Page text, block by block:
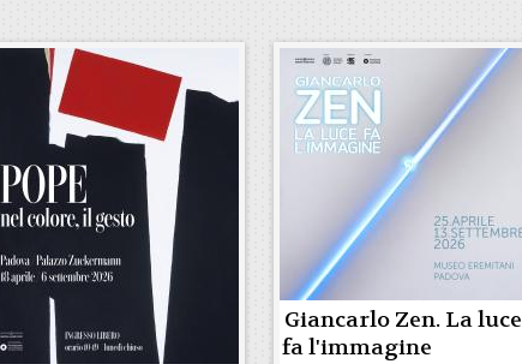
Giancarlo Zen. La luce
fa l'immagine